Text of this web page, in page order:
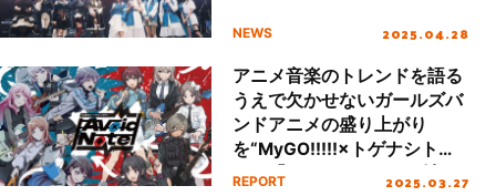
NEWS 2025.04.28
アニメ音楽のトレンドを語る
うえで欠かせないガールズバ
ンドアニメの盛り上がり
を“MyGO!!!!!×トゲナシトゲ
アリ「Avoid Note」”を軸に
REPORT 2025.03.27